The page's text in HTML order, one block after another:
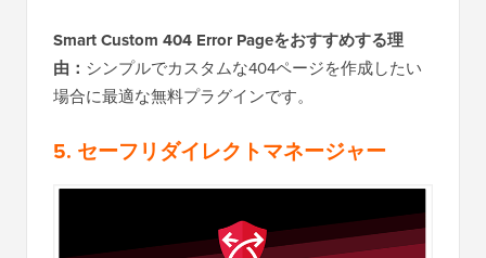
Smart Custom 404 Error Pageをおすすめする理
由： シンプルでカスタムな404ページを作成したい
場合に最適な無料プラグインです。
5. セーフリダイレクトマネージャー